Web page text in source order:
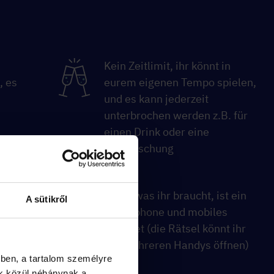
A sütikről
a tartalom személyre
es
Kein Zeitlimit, ihr könnt in
eurem eigenen Tempo spielen,
und es kann jederzeit
unterbrochen werden z.B. für
einen Drink oder eine
Überraschung
Alles, was ihr braucht, ist ein
Smartphone und mobiles
Internet (die Rätsel könnt ihr
auf mehreren Handys öffnen)